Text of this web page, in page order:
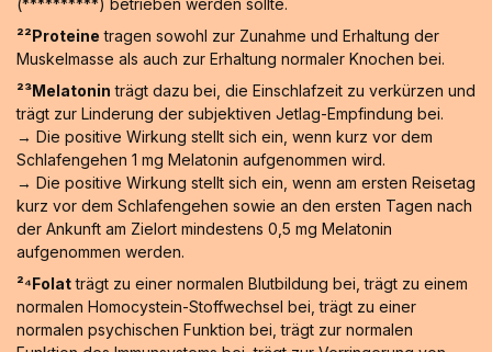
²²Proteine tragen sowohl zur Zunahme und Erhaltung der
Muskelmasse als auch zur Erhaltung normaler Knochen bei.
²³Melatonin trägt dazu bei, die Einschlafzeit zu verkürzen und
trägt zur Linderung der subjektiven Jetlag-Empfindung bei.
→ Die positive Wirkung stellt sich ein, wenn kurz vor dem
Schlafengehen 1 mg Melatonin aufgenommen wird.
→ Die positive Wirkung stellt sich ein, wenn am ersten Reisetag
kurz vor dem Schlafengehen sowie an den ersten Tagen nach
der Ankunft am Zielort mindestens 0,5 mg Melatonin
aufgenommen werden.
²⁴Folatträgt zu einer normalen Blutbildung bei, trägt zu einem
normalen Homocystein-Stoffwechsel bei, trägt zu einer
normalen psychischen Funktion bei, trägt zur normalen